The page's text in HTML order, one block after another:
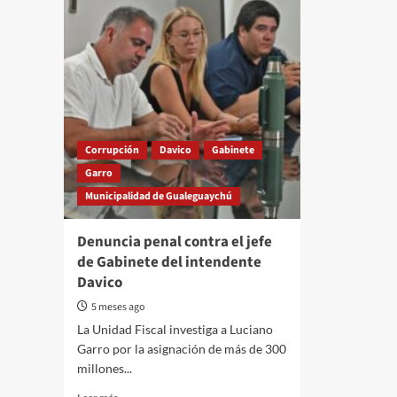
Corrupción Davico
Gabinete
Garro
Municipalidad de Gualeguaychú
Denuncia penal contra el jefe
de Gabinete del intendente
Davico
5 meses ago
La Unidad Fiscal investiga a Luciano
Garro por la asignación de más de 300
millones...